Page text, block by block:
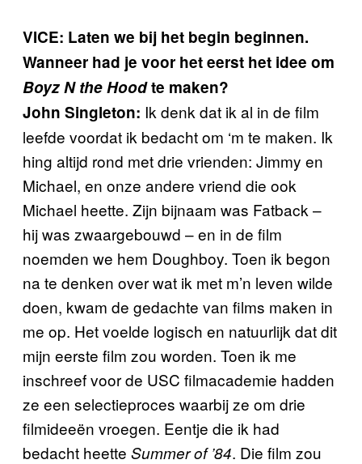
VICE: Laten we bij het begin beginnen.
Wanneer had je voor het eerst het idee om
Boyz N the Hoodte maken?
John Singleton: Ik denk dat ik al in de film
leefde voordat ik bedacht om ‘m te maken. Ik
hing altijd rond met drie vrienden: Jimmy en
Michael, en onze andere vriend die ook
Michael heette. Zijn bijnaam was Fatback –
hij was zwaargebouwd – en in de film
noemden we hem Doughboy. Toen ik begon
na te denken over wat ik met m’n leven wilde
doen, kwam de gedachte van films maken in
me op. Het voelde logisch en natuurlijk dat dit
mijn eerste film zou worden. Toen ik me
inschreef voor de USC filmacademie hadden
ze een selectieproces waarbij ze om drie
filmideeën vroegen. Eentje die ik had
bedacht heette Summer of ’84. Die film zou